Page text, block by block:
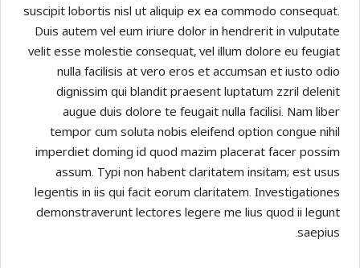
suscipit lobortis nisl ut aliquip ex ea commodo consequat.
Duis autem vel eum iriure dolor in hendrerit in vulputate
velit esse molestie consequat, vel illum dolore eu feugiat
nulla facilisis at vero eros et accumsan et iusto odio
dignissim qui blandit praesent luptatum zzril delenit
augue duis dolore te feugait nulla facilisi. Nam liber
tempor cum soluta nobis eleifend option congue nihil
imperdiet doming id quod mazim placerat facer possim
assum. Typi non habent claritatem insitam; est usus
legentis in iis qui facit eorum claritatem. Investigationes
demonstraverunt lectores legere me lius quod ii legunt
saepius.